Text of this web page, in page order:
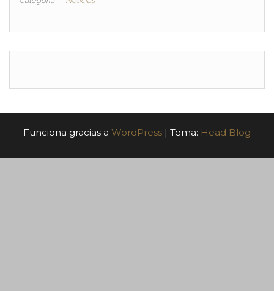
Funciona gracias a WordPress | Tema: Head Blog